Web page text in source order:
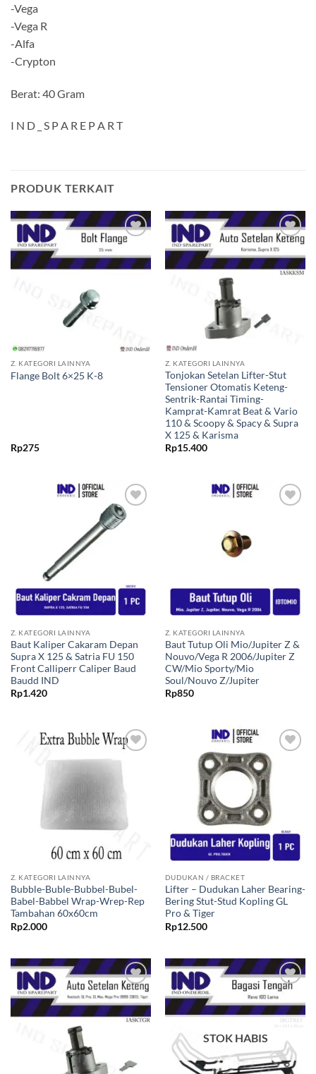
-Vega
-Vega R
-Alfa
-Crypton
Berat: 40 Gram
I N D _ S P A R E P A R T
PRODUK TERKAIT
Tambahkan
ke Wishlist
Z. KATEGORI LAINNYA
Flange Bolt 6×25 K-8
Rp275
Tambahkan
ke Wishlist
Z. KATEGORI LAINNYA
Tonjokan Setelan Lifter-Stut
Tensioner Otomatis Keteng-
Sentrik-Rantai Timing-
Kamprat-Kamrat Beat & Vario
110 & Scoopy & Spacy & Supra
X 125 & Karisma
Rp15.400
Tambahkan
ke Wishlist
Z. KATEGORI LAINNYA
Baut Kaliper Cakaram Depan
Supra X 125 & Satria FU 150
Front Calliperr Caliper Baud
Baudd IND
Rp1.420
Z. KATEGORI LAINNYA
Baut Tutup Oli Mio/Jupiter Z &
Nouvo/Vega R 2006/Jupiter Z
CW/Mio Sporty/Mio
Soul/Nouvo Z/Jupiter
Rp850
Tambahkan
Z. KATEGORI LAINNYA
Bubble-Buble-Bubbel-Bubel-
Babel-Babbel Wrap-Wrep-Rep
Tambahan 60x60cm
Rp2.000
Tambahkan
ke Wishlist
DUDUKAN / BRACKET
Lifter – Dudukan Laher Bearing-
Bering Stut-Stud Kopling GL
Pro & Tiger
Rp12.500
Tambahkan
ke Wishlist
Tambahkan
ke Wishlist
STOK HABIS